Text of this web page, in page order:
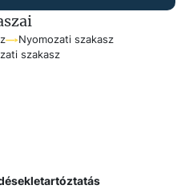
Nyomozati szakasz
szakasz
letartóztatás